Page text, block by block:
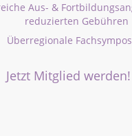
Aus- &
reduzierten Gebühren
Überregionale
Jetzt Mitglied werden!